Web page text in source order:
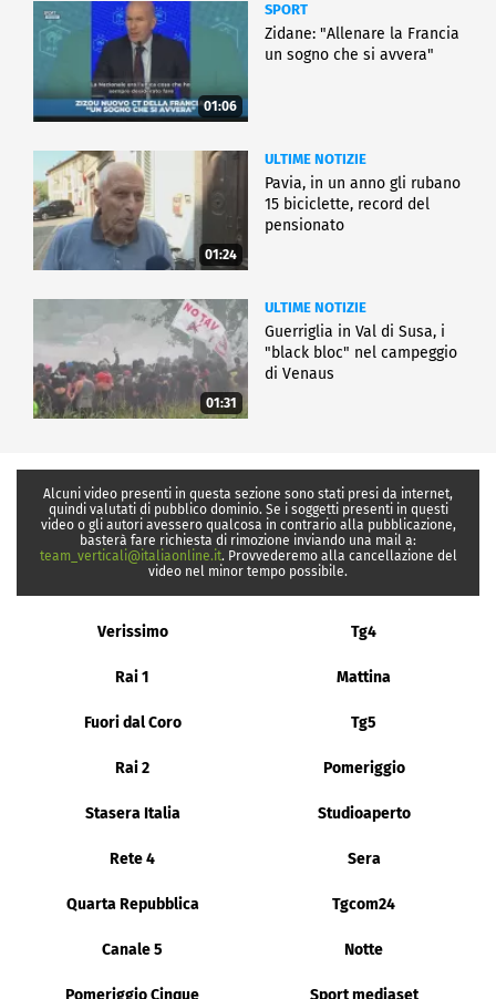
01:06
SPORT
Zidane: "Allenare la Francia
un sogno che si avvera"
01:24
ULTIME NOTIZIE
Pavia, in un anno gli rubano
15 biciclette, record del
pensionato
01:31
ULTIME NOTIZIE
Guerriglia in Val di Susa, i
"black bloc" nel campeggio
di Venaus
Alcuni video presenti in questa sezione sono stati presi da internet,
quindi valutati di pubblico dominio. Se i soggetti presenti in questi
video o gli autori avessero qualcosa in contrario alla pubblicazione,
basterà fare richiesta di rimozione inviando una mail a:
team_verticali@italiaonline.it. Provvederemo alla cancellazione del
video nel minor tempo possibile.
Verissimo Tg4
Rai 1 Mattina
Fuori dal Coro Tg5
Rai 2 Pomeriggio
Stasera Italia Studioaperto
Rete 4 Sera
Quarta Repubblica Tgcom24
Canale 5 Notte
Pomeriggio Cinque Sport mediaset